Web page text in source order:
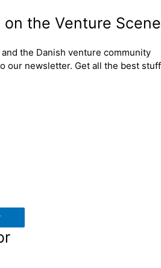
the Venture Scene
the Danish venture community
our newsletter. Get all the best stuff